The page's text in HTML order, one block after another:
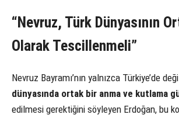
“Nevruz, Türk Dünyasının
Olarak Tescillenmeli”
Nevruz Bayramı’nın yalnızca Türkiye’de
dünyasında ortak bir anma ve kutlama
edilmesi gerektiğini söyleyen Erdoğan, bu